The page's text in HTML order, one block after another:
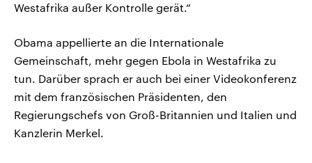
Westafrika außer Kontrolle gerät.“
Obama appellierte an die Internationale
Gemeinschaft, mehr gegen Ebola in Westafrika zu
tun. Darüber sprach er auch bei einer Videokonferenz
mit dem französischen Präsidenten, den
Regierungschefs von Groß-Britannien und Italien und
Kanzlerin Merkel.